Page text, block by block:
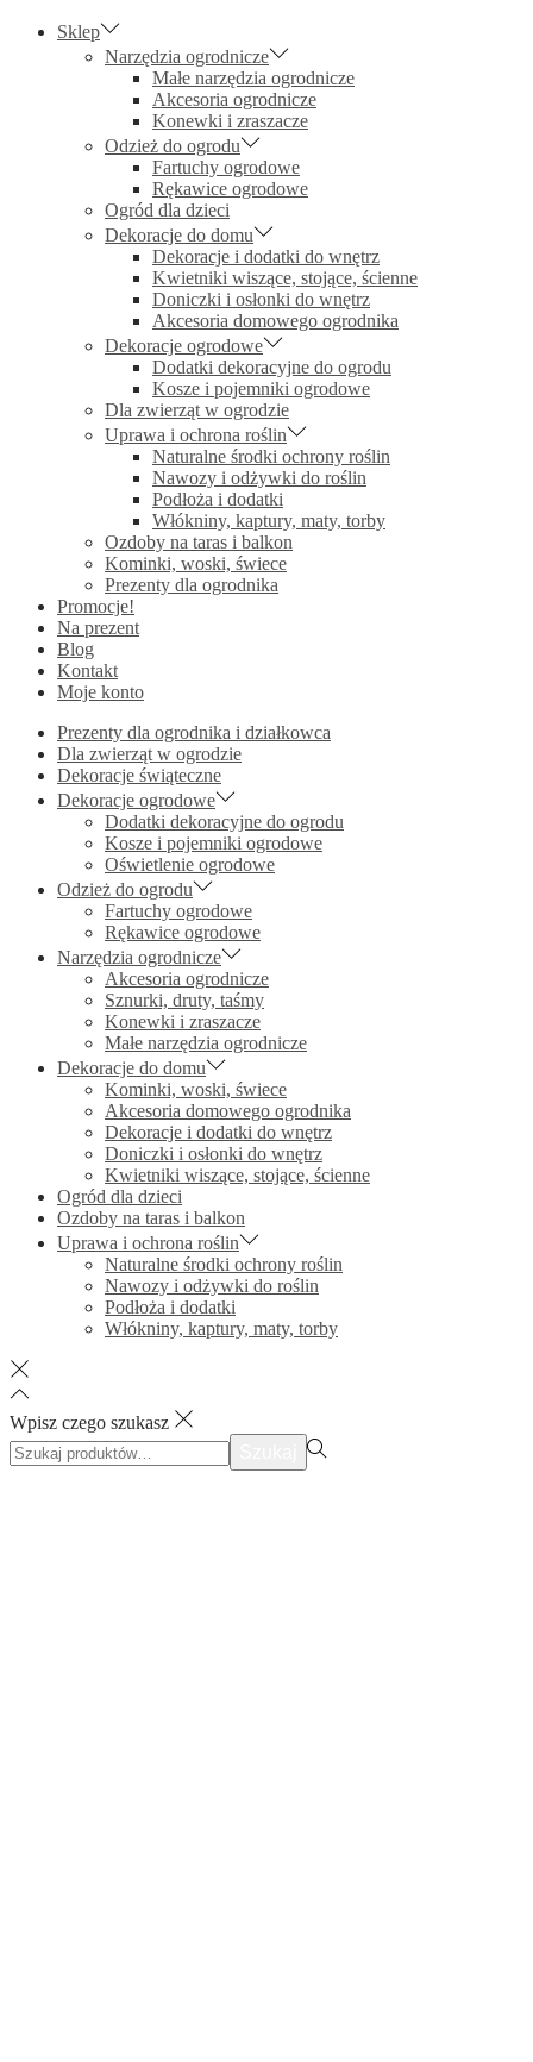
Sklep
Narzędzia ogrodnicze
Małe narzędzia ogrodnicze
Akcesoria ogrodnicze
Konewki i zraszacze
Odzież do ogrodu
Fartuchy ogrodowe
Rękawice ogrodowe
Ogród dla dzieci
Dekoracje do domu
Dekoracje i dodatki do wnętrz
Kwietniki wiszące, stojące, ścienne
Doniczki i osłonki do wnętrz
Akcesoria domowego ogrodnika
Dekoracje ogrodowe
Dodatki dekoracyjne do ogrodu
Kosze i pojemniki ogrodowe
Dla zwierząt w ogrodzie
Uprawa i ochrona roślin
Naturalne środki ochrony roślin
Nawozy i odżywki do roślin
Podłoża i dodatki
Włókniny, kaptury, maty, torby
Ozdoby na taras i balkon
Kominki, woski, świece
Prezenty dla ogrodnika
Promocje!
Na prezent
Blog
Kontakt
Moje konto
Prezenty dla ogrodnika i działkowca
Dla zwierząt w ogrodzie
Dekoracje świąteczne
Dekoracje ogrodowe
Dodatki dekoracyjne do ogrodu
Kosze i pojemniki ogrodowe
Oświetlenie ogrodowe
Odzież do ogrodu
Fartuchy ogrodowe
Rękawice ogrodowe
Narzędzia ogrodnicze
Akcesoria ogrodnicze
Sznurki, druty, taśmy
Konewki i zraszacze
Małe narzędzia ogrodnicze
Dekoracje do domu
Kominki, woski, świece
Akcesoria domowego ogrodnika
Dekoracje i dodatki do wnętrz
Doniczki i osłonki do wnętrz
Kwietniki wiszące, stojące, ścienne
Ogród dla dzieci
Ozdoby na taras i balkon
Uprawa i ochrona roślin
Naturalne środki ochrony roślin
Nawozy i odżywki do roślin
Podłoża i dodatki
Włókniny, kaptury, maty, torby
Wpisz czego szukasz
Szukać:>